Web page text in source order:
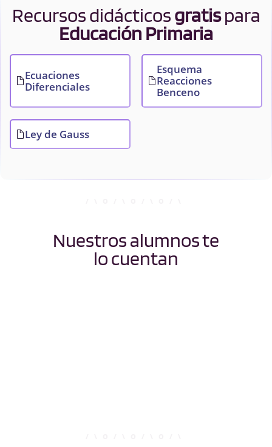
Recursos didácticosgratispara
Educación Primaria
Ecuaciones
Diferenciales
Esquema
Reacciones
Benceno
Ley de Gauss
Nuestros alumnos te
lo cuentan